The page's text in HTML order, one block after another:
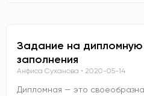
Задание на
заполнения
Анфиса Суханова 2020-05-14
Дипломная — это